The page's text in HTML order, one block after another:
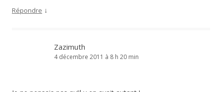
Répondre ↓
Zazimuth
4 décembre 2011 à 8 h 20 min